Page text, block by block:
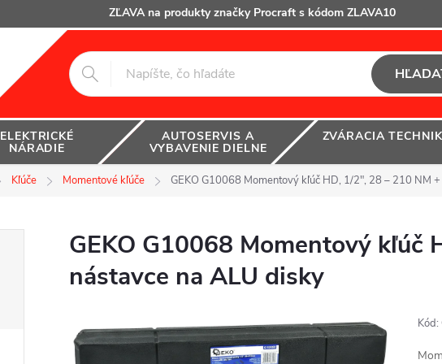
ZĽAVA na produkty značky Procraft s kódom ZLAVA10
ELEKTRICKÉ
NÁRADIE
AUTOSERVIS A
VYBAVENIE DIELNE
ZVÁRACIA
Kľúče Momentové kľúče GEKO G10068 Momentový kľúč HD, 1/2", 28 – 210 NM
GEKO G10068 Momentový kľúč
nástavce na ALU disky
Kód: